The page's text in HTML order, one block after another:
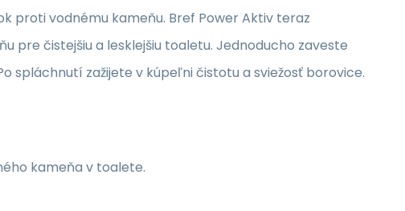
proti vodnému kameňu. Bref Power Aktiv teraz
pre čistejšiu a lesklejšiu toaletu. Jednoducho zaveste
spláchnutí zažijete v kúpeľni čistotu a sviežosť borovice.
kameňa v toalete.